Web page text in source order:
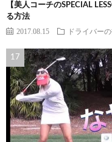
【美人コーチのSPECIAL
る方法
2017.08.15 ドライバー